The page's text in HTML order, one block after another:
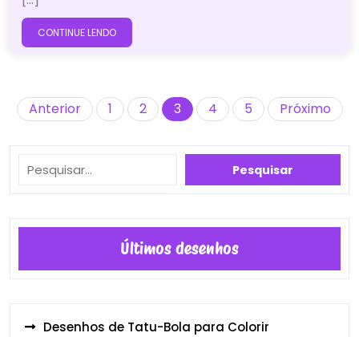
CONTINUE LENDO
Paginação
posts
Anterior 1 2 3 4 5 Próximo
Pesquisar Pesquisar
Últimos desenhos
Desenhos de Tatu-Bola para Colorir